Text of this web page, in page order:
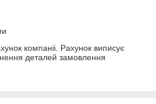
компаніі. Рахунок виписує
деталей замовлення